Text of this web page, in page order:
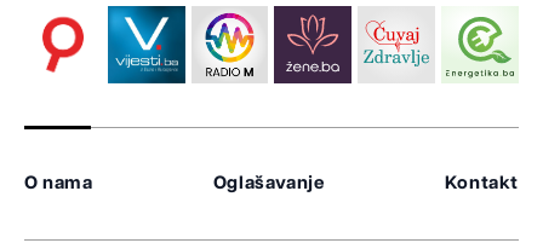
O nama Oglašavanje Kontakt